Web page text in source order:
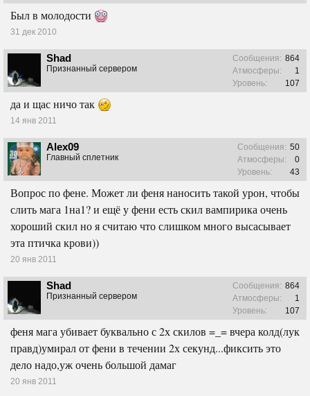
Был в молодости
31 дек 2010
Shad
Признанный сервером
Сообщения: 864
Атмосферы:
1
Уровень:
107
да и щас ничо так
14 янв 2011
Alex09
Главный сплетник
Сообщения: 50
Атмосферы:
0
Уровень:
43
Вопрос по фене. Может ли феня наносить такой урон, чтобы
слить мага 1на1? и ещё у фени есть скил вампирика очень
хороший скил но я считаю что слишком много высасывает
эта птичка крови))
20 янв 2011
Shad
Признанный сервером
Сообщения: 864
Атмосферы:
1
Уровень:
107
феня мага убивает буквально с 2х скилов =_= вчера колд(лук
правд)умирал от фени в течении 2х секунд...фиксить это
дело надо,уж очень большой дамаг
20 янв 2011